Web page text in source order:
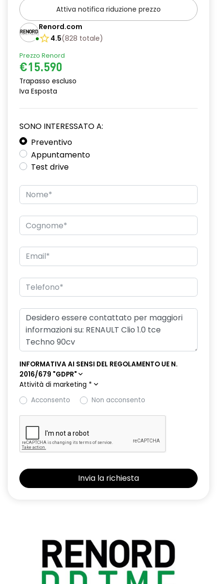
Attiva notifica riduzione prezzo
Renord.com
4.5(828 totale)
Prezzo Renord
€15.590
Trapasso escluso
Iva Esposta
SONO INTERESSATO A:
Preventivo
Appuntamento
Test drive
INFORMATIVA AI SENSI DEL REGOLAMENTO UE N.
2016/679 "GDPR"
Attività di marketing *
Acconsento
Non acconsento